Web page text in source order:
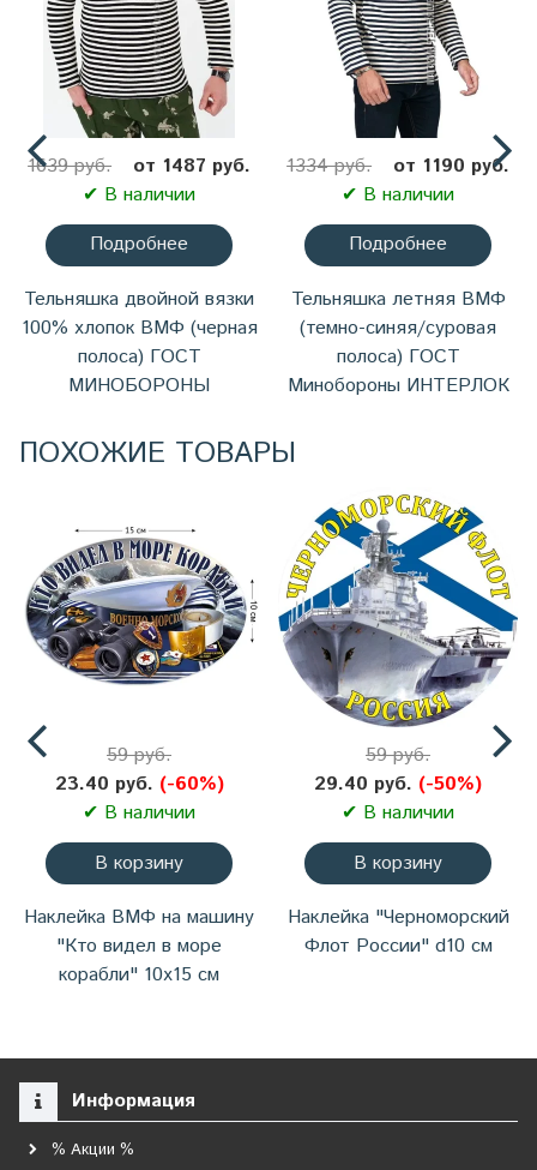
1639 руб.
от 1487 руб.
✔ В наличии
Подробнее
Тельняшка двойной вязки
100% хлопок ВМФ (черная
полоса) ГОСТ
МИНОБОРОНЫ
1334 руб.
от 1190 руб.
✔ В наличии
Подробнее
Тельняшка летняя ВМФ
(темно-синяя/суровая
полоса) ГОСТ
Минобороны ИНТЕРЛОК
ПОХОЖИЕ ТОВАРЫ
59 руб.
23.40 руб. (-60%)
✔ В наличии
В корзину
Наклейка ВМФ на машину
"Кто видел в море
корабли" 10х15 см
59 руб.
29.40 руб. (-50%)
✔ В наличии
В корзину
Наклейка "Черноморский
Флот России" d10 см
Информация
% Акции %